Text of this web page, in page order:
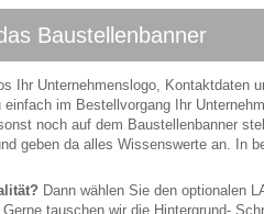
Baustellenbanner
Ihr Unternehmenslogo, Kontaktdaten
im Bestellvorgang Ihr
noch auf dem Baustellenbanner
geben da alles Wissenswerte an. In
Dann wählen Sie den optionalen
tauschen wir die Hintergrund-